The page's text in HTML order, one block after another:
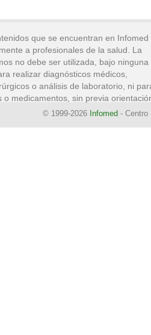
que se encuentran en Infomed
a profesionales de la salud. La
no debe ser utilizada, bajo ninguna
realizar diagnósticos médicos,
o análisis de laboratorio, ni
o medicamentos, sin previa
© 1999-2026 Infomed - Centro